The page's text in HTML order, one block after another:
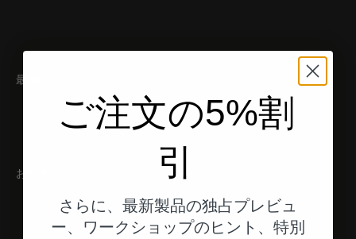
最適なツール
おすすめ
ご注文の5%割
引
さらに、最新製品の独占プレビュ
ー、ワークショップのヒント、特別